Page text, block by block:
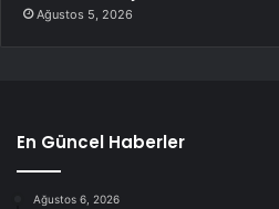
Ağustos 5, 2026
En Güncel Haberler
Ağustos 6, 2026